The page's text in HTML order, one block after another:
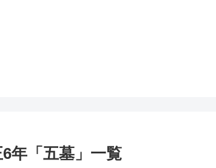
年「五墓」一覧